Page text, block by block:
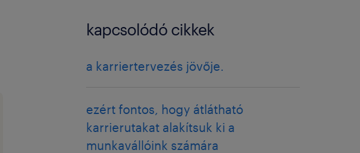
kapcsolódó cikkek
a karriertervezés jövője.
ezért fontos, hogy átlátható
karrierutakat alakítsuk ki a
munkavállóink számára